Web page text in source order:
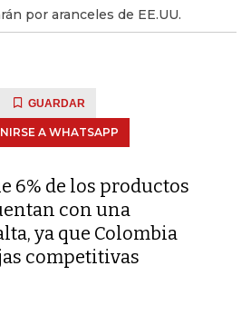
por aranceles de EE.UU.
GUARDAR
A WHATSAPP
6% de los productos
con una
ya que Colombia
competitivas